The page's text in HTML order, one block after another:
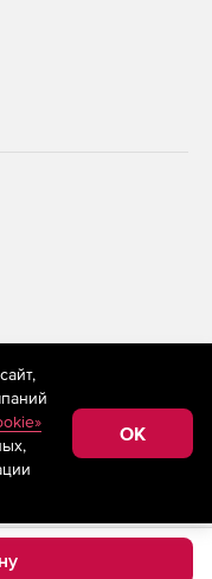
применяются
технологии
сбора,
к
Федерации)
OK